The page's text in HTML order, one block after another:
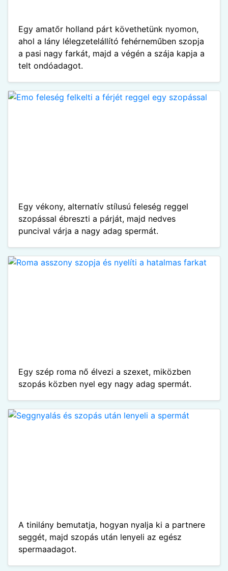
Egy amatőr holland párt követhetünk nyomon,
ahol a lány lélegzetelállító fehérneműben szopja
a pasi nagy farkát, majd a végén a szája kapja a
telt ondóadagot.
Egy vékony, alternatív stílusú feleség reggel
szopással ébreszti a párját, majd nedves
puncival várja a nagy adag spermát.
Egy szép roma nő élvezi a szexet, miközben
szopás közben nyel egy nagy adag spermát.
A tinilány bemutatja, hogyan nyalja ki a partnere
seggét, majd szopás után lenyeli az egész
spermaadagot.